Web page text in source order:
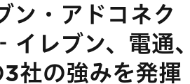
ン・アドコネク
レブン、電通、
社の強みを発揮